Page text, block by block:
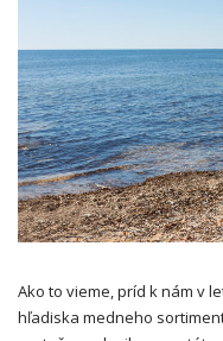
Ako to vieme, príd k nám v
hľadiska medneho